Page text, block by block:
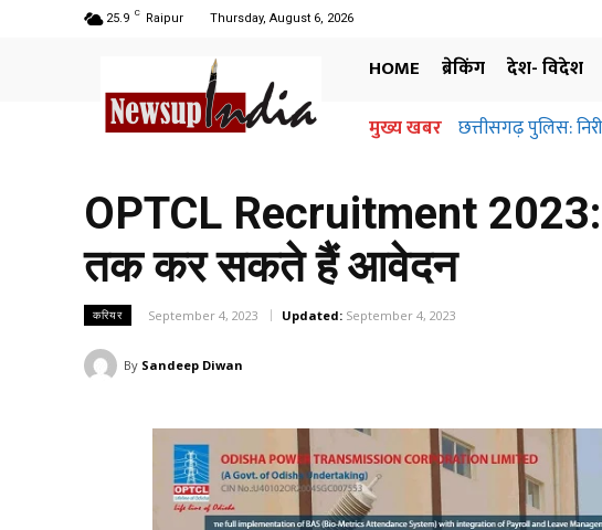
25.9 C Raipur Thursday, August 6, 2026
HOME ब्रेकिंग देश- विदेश
मुख्य खबर छत्तीसगढ़ पुलिस:
OPTCL Recruitment 2023:
तक कर सकते हैं आवेदन
करियर September 4, 2023 Updated: September 4, 2023
By Sandeep Diwan